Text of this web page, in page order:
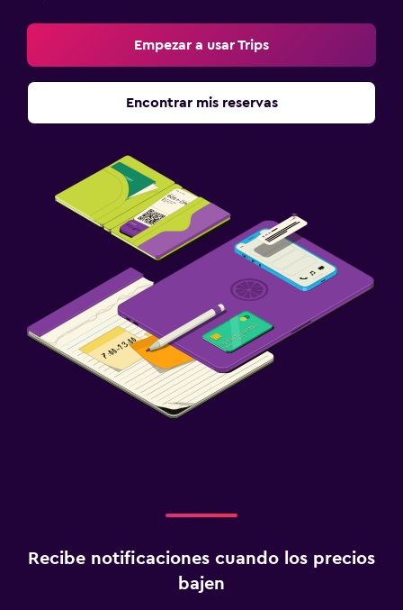
Empezar a usar Trips
Encontrar mis reservas
Recibe notificaciones cuando los precios
bajen